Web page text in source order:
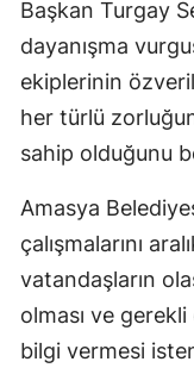
Başkan Turgay
dayanışma
ekiplerinin
her türlü
sahip olduğunu
Amasya
çalışmalarını
vatandaşların
olması ve
bilgi vermesi